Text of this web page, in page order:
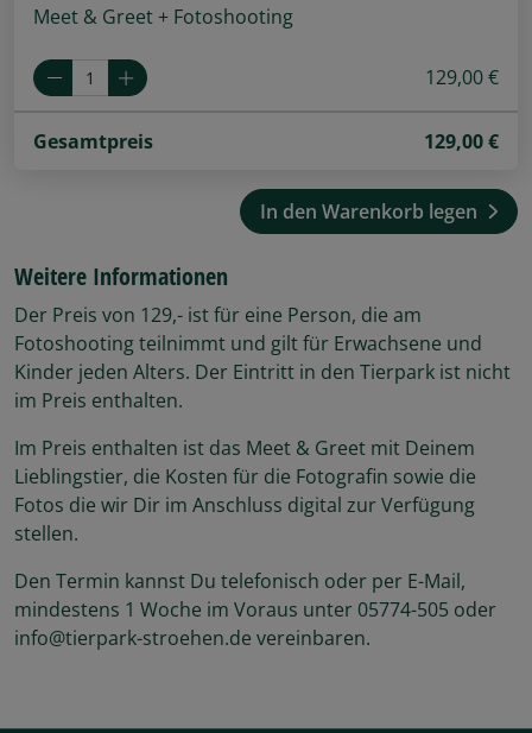
Meet & Greet + Fotoshooting
129,00 €
Gesamtpreis 129,00€
In den Warenkorb legen
Weitere Informationen
Der Preis von 129,- ist für eine Person, die am
Fotoshooting teilnimmt und gilt für Erwachsene und
Kinder jeden Alters. Der Eintritt in den Tierpark ist nicht
im Preis enthalten.
Im Preis enthalten ist das Meet & Greet mit Deinem
Lieblingstier, die Kosten für die Fotografin sowie die
Fotos die wir Dir im Anschluss digital zur Verfügung
stellen.
Den Termin kannst Du telefonisch oder per E-Mail,
mindestens 1 Woche im Voraus unter 05774-505 oder
info@tierpark-stroehen.de vereinbaren.